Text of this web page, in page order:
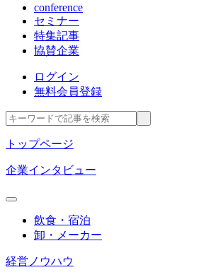
conference
セミナー
特集記事
協賛企業
ログイン
無料会員登録
トップページ
企業インタビュー
飲食・宿泊
卸・メーカー
経営ノウハウ